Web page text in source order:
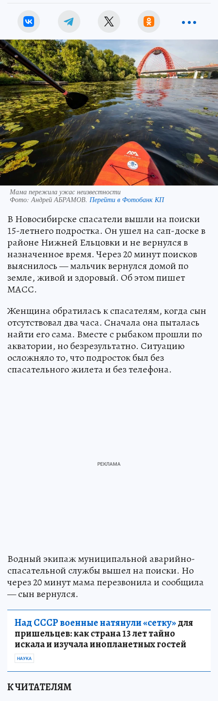
Мама пережила ужас неизвестности
Фото:Андрей АБРАМОВ. Перейти в Фотобанк КП
В Новосибирске спасатели вышли на поиски
15-летнего подростка. Он ушел на сап-доске в
районе Нижней Ельцовки и не вернулся в
назначенное время. Через 20 минут поисков
выяснилось — мальчик вернулся домой по
земле, живой и здоровый. Об этом пишет
МАСС.
Женщина обратилась к спасателям, когда сын
отсутствовал два часа. Сначала она пыталась
найти его сама. Вместе с рыбаком прошли по
акватории, но безрезультатно. Ситуацию
осложняло то, что подросток был без
спасательного жилета и без телефона.
Водный экипаж муниципальной аварийно-
спасательной службы вышел на поиски. Но
через 20 минут мама перезвонила и сообщила
— сын вернулся.
Над СССР военные натянули «сетку»для
пришельцев: как страна 13 лет тайно
искала и изучала инопланетных гостей
НАУКА
К ЧИТАТЕЛЯМ